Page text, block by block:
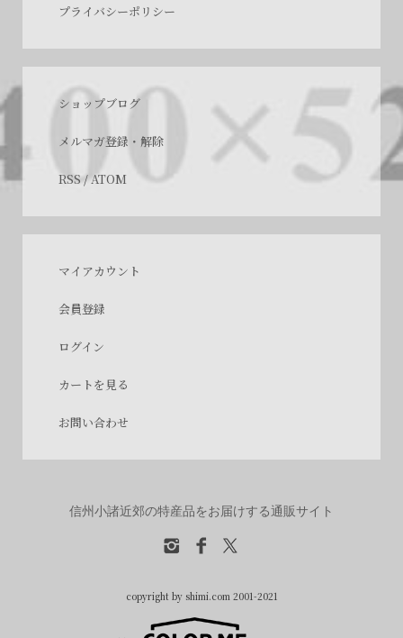
プライバシーポリシー
ショップブログ
メルマガ登録・解除
RSS/ATOM
マイアカウント
会員登録
ログイン
カートを見る
お問い合わせ
信州小諸近郊の特産品をお届けする通販サイト
copyright by shimi.com 2001-2021